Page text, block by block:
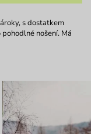
s dostatkem
nošení. Má